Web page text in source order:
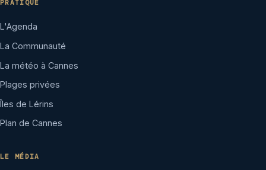
PRATIQUE
L'Agenda
La Communauté
La météo à Cannes
Plages privées
Îles de Lérins
Plan de Cannes
LE MÉDIA